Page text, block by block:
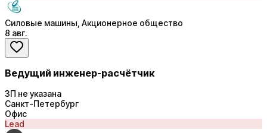
Силовые машины, Акционерное общество
8 авг.
Ведущий инженер-расчётчик
ЗП не указана
Санкт-Петербург
Офис
Lead